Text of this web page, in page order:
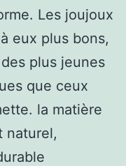
Les joujoux
eux plus bons,
plus jeunes
que ceux
la matière
naturel,